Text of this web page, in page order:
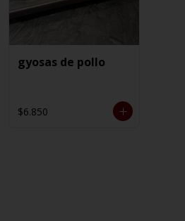
gyosas de pollo
$6.850